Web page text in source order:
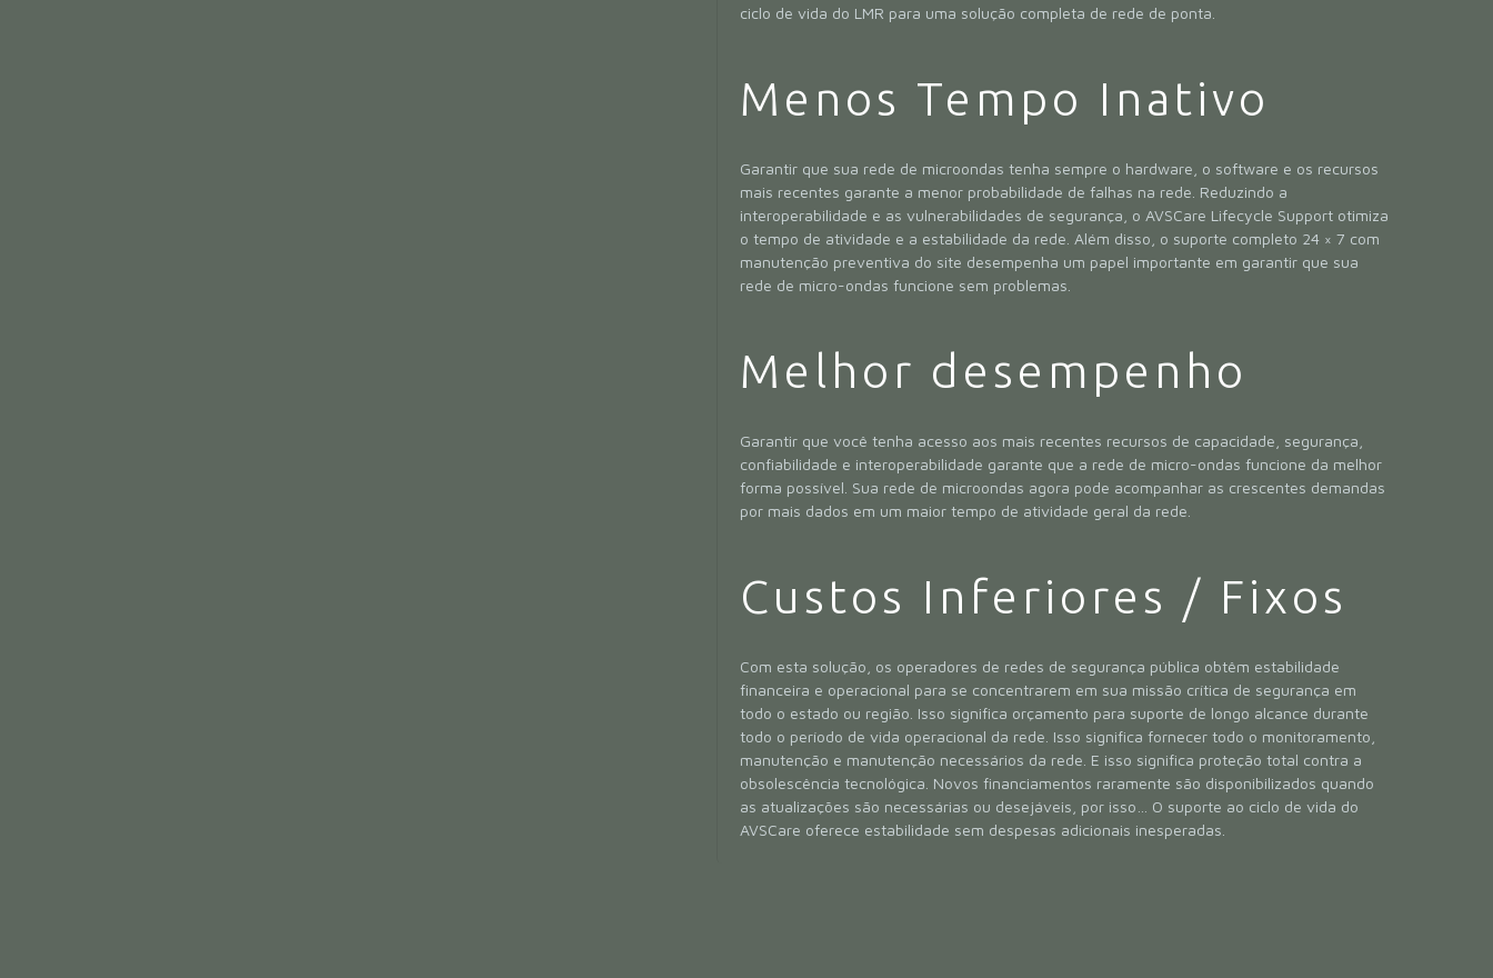
ciclo de vida do LMR para uma solução completa de rede de ponta.
Menos Tempo Inativo
Garantir que sua rede de microondas tenha sempre o hardware, o software e os recursos
mais recentes garante a menor probabilidade de falhas na rede. Reduzindo a
interoperabilidade e as vulnerabilidades de segurança, o AVSCare Lifecycle Support otimiza
o tempo de atividade e a estabilidade da rede. Além disso, o suporte completo 24 × 7 com
manutenção preventiva do site desempenha um papel importante em garantir que sua
rede de micro-ondas funcione sem problemas.
Melhor desempenho
Garantir que você tenha acesso aos mais recentes recursos de capacidade, segurança,
confiabilidade e interoperabilidade garante que a rede de micro-ondas funcione da melhor
forma possível. Sua rede de microondas agora pode acompanhar as crescentes demandas
por mais dados em um maior tempo de atividade geral da rede.
Custos Inferiores / Fixos
Com esta solução, os operadores de redes de segurança pública obtêm estabilidade
financeira e operacional para se concentrarem em sua missão crítica de segurança em
todo o estado ou região. Isso significa orçamento para suporte de longo alcance durante
todo o período de vida operacional da rede. Isso significa fornecer todo o monitoramento,
manutenção e manutenção necessários da rede. E isso significa proteção total contra a
obsolescência tecnológica. Novos financiamentos raramente são disponibilizados quando
as atualizações são necessárias ou desejáveis, por isso… O suporte ao ciclo de vida do
AVSCare oferece estabilidade sem despesas adicionais inesperadas.